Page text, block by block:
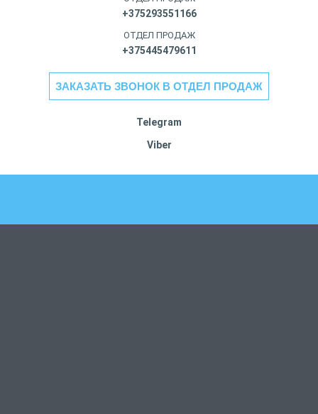
+375293551166
ОТДЕЛ ПРОДАЖ
+375445479611
ЗАКАЗАТЬ ЗВОНОК В ОТДЕЛ ПРОДАЖ
Telegram
Viber